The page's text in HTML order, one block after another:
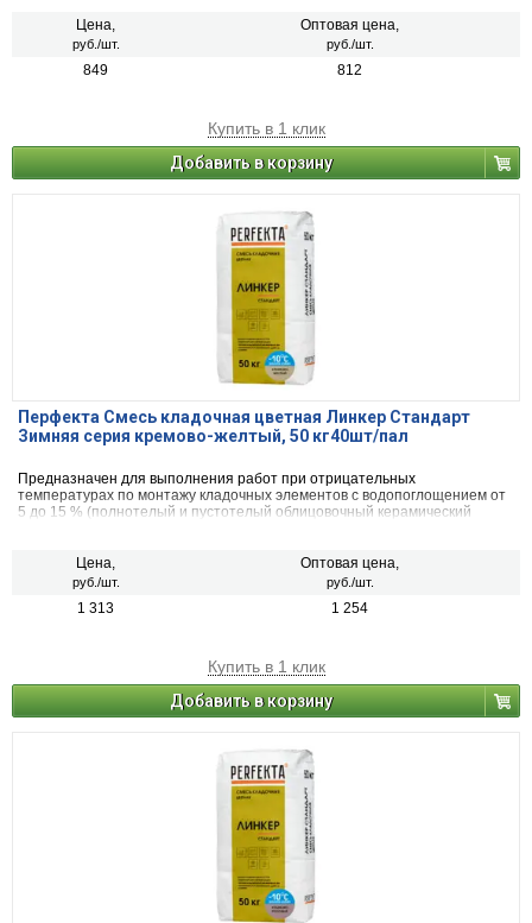
Цена,
руб./шт.
Оптовая цена,
руб./шт.
849 812
Купить в 1 клик
Добавить в корзину
Перфекта Смесь кладочная цветная Линкер Стандарт
Зимняя серия кремово-желтый, 50 кг40шт/пал
Предназначен для выполнения работ при отрицательных
температурах по монтажу кладочных элементов с водопоглощением от
5 до 15 % (полнотелый и пустотелый облицовочный керамический
Цена,
руб./шт.
Оптовая цена,
руб./шт.
1 313 1 254
Купить в 1 клик
Добавить в корзину